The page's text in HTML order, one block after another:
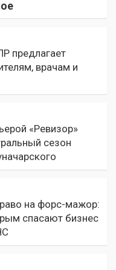
предлагает
врачам и
«Ревизор»
сезон
на форс-мажор:
спасают бизнес